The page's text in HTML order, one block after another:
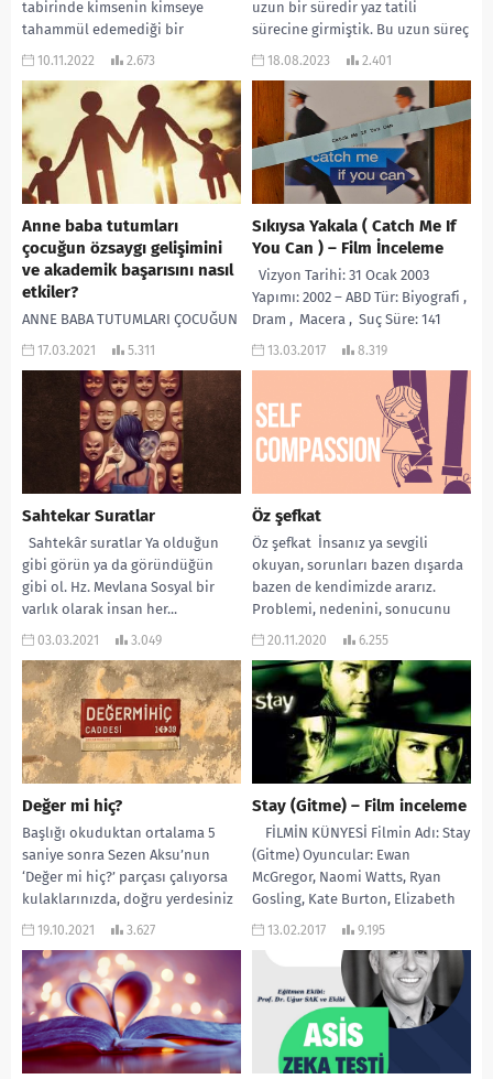
tabirinde kimsenin kimseye
tahammül edemediği bir
noktada olduğumuzu
10.11.2022 2.673
uzun bir süredir yaz tatili
sürecine girmiştik. Bu uzun süreç
11 Eylül Pazartesi günü ilk...
18.08.2023 2.401
Anne baba tutumları
çocuğun özsaygı gelişimini
ve akademik başarısını nasıl
etkiler?
ANNE BABA TUTUMLARI ÇOCUĞUN
ÖZSAYGI GELİŞİMİNİ VE AKADEMİK
babalar sağlıklı kişiliğe sahip
çocuklar yetiştirmek ister. Peki...
17.03.2021 5.311
Sıkıysa Yakala ( Catch Me If
You Can ) – Film İnceleme
Vizyon Tarihi: 31 Ocak 2003
Yapımı: 2002 – ABD Tür: Biyografi ,
Dram , Macera , Suç Süre: 141
Dak. Yönetmen: Steven Spielberg
13.03.2017 8.319
Sahtekar Suratlar
Sahtekâr suratlar Ya olduğun
gibi görün ya da göründüğün
gibi ol. Hz. Mevlana Sosyal bir
varlık olarak insan her...
03.03.2021 3.049
Öz şefkat
Öz şefkat İnsanız ya sevgili
okuyan, sorunları bazen dışarda
bazen de kendimizde ararız.
Problemi, nedenini, sonucunu
kendine bağlayan insanlardan
20.11.2020 6.255
Değer mi hiç?
Başlığı okuduktan ortalama 5
saniye sonra Sezen Aksu’nun
‘Değer mi hiç?’ parçası çalıyorsa
kulaklarınızda, doğru yerdesiniz
🙂 Bir işi yaptığınızda...
19.10.2021 3.627
Stay (Gitme) – Film inceleme
FİLMİN KÜNYESİ Filmin Adı: Stay
(Gitme) Oyuncular: Ewan
McGregor, Naomi Watts, Ryan
Gosling, Kate Burton, Elizabeth
Reaser Yönetmen:...
13.02.2017 9.195